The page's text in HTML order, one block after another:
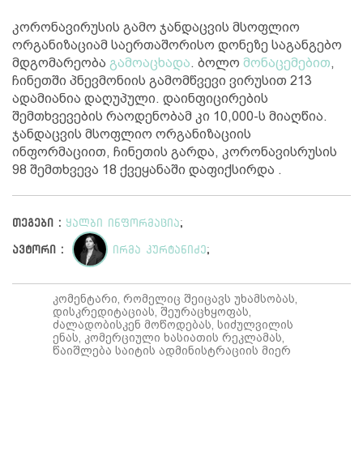
კორონავირუსის გამო ჯანდაცვის მსოფლიო
ორგანიზაციამ საერთაშორისო დონეზე საგანგებო
მდგომარეობა გამოაცხადა. ბოლო მონაცემებით,
ჩინეთში პნევმონიის გამომწვევი ვირუსით 213
ადამიანია დაღუპული. დაინფიცირების
შემთხვევების რაოდენობამ კი 10,000-ს მიაღწია.
ჯანდაცვის მსოფლიო ორგანიზაციის
ინფორმაციით, ჩინეთის გარდა, კორონავისრუსის
98 შემთხვევა 18 ქვეყანაში დაფიქსირდა .
თეგები : ყალბი ინფორმაცია ;
ავტორი : ირმა კურტანიძე ;
კომენტარი, რომელიც შეიცავს უხამსობას,
დისკრედიტაციას, შეურაცხყოფას,
ძალადობისკენ მოწოდებას, სიძულვილის
ენას, კომერციული ხასიათის რეკლამას,
წაიშლება საიტის ადმინისტრაციის მიერ